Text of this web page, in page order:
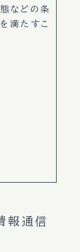
などの条
満たすこ
報通信